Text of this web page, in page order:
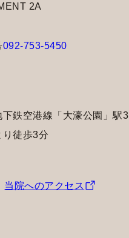
2A
092-753-5450
下鉄空港線「大濠公園」駅3
り徒歩3分
当院へのアクセス